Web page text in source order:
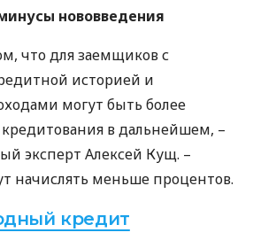
нововведения
что для заемщиков с
историей и
могут быть более
в дальнейшем, –
эксперт Алексей Кущ. –
начислять меньше процентов.
кредит